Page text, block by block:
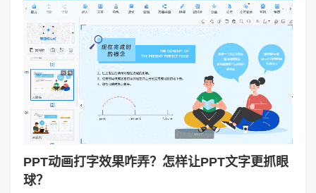
PPT动画打字效果咋弄？怎样让PPT文字更抓眼
球？